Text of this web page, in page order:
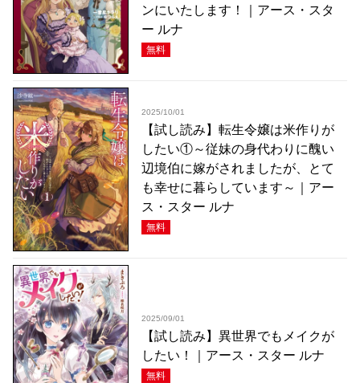
ンにいたします！｜アース・スタ
ー ルナ
無料
2025/10/01
【試し読み】転生令嬢は米作りが
したい①～従妹の身代わりに醜い
辺境伯に嫁がされましたが、とて
も幸せに暮らしています～｜アー
ス・スター ルナ
無料
2025/09/01
【試し読み】異世界でもメイクが
したい！｜アース・スター ルナ
無料